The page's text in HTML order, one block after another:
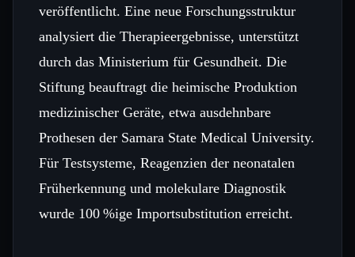
veröffentlicht. Eine neue Forschungsstruktur
analysiert die Therapieergebnisse, unterstützt
durch das Ministerium für Gesundheit. Die
Stiftung beauftragt die heimische Produktion
medizinischer Geräte, etwa ausdehnbare
Prothesen der Samara State Medical University.
Für Testsysteme, Reagenzien der neonatalen
Früherkennung und molekulare Diagnostik
wurde 100 %ige Importsubstitution erreicht.